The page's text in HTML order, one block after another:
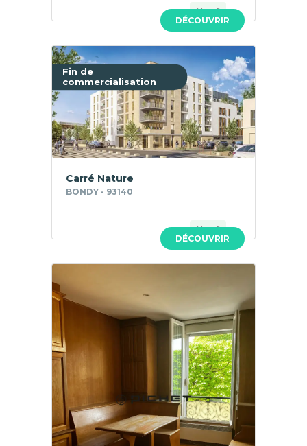
DÉCOUVRIR
Neuf
Fin de
commercialisation
DÉCOUVRIR
Carré Nature
BONDY - 93140
Neuf